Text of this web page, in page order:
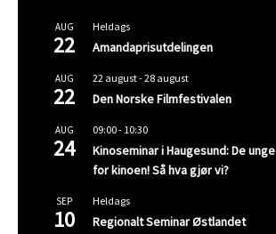
AUG
22
Heldags
Amandaprisutdelingen
AUG
22
22 august-28 august
Den Norske Filmfestivalen
AUG
24
09:00- 10:30
Kinoseminar i Haugesund: De
for kinoen! Så hva gjør vi?
SEP
10
Heldags
Regionalt Seminar Østlandet